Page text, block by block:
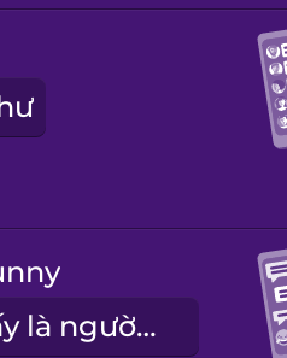
Anh ấy là người hài hước.